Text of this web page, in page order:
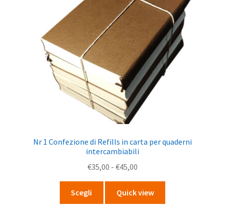
Nr 1 Confezione di Refills in carta per quaderni
intercambiabili
€35,00 - €45,00
prezzo:
da
Scegli
prodotto
Quick view